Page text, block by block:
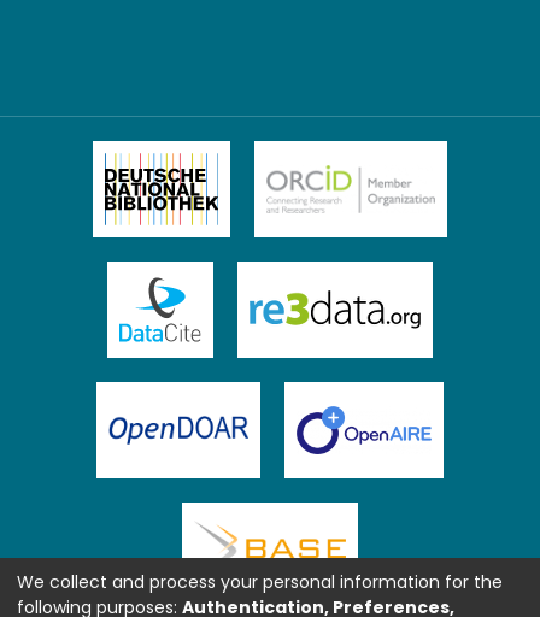
We collect and process your personal information for the
following purposes: Authentication, Preferences,